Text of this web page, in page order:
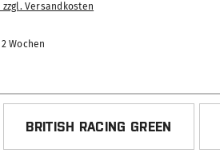
Versandkosten
Wochen
BRITISH RACING GREEN